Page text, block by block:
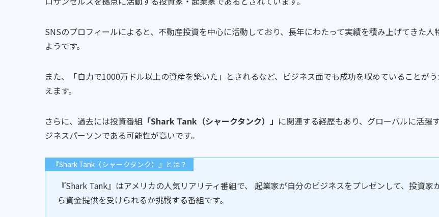
SNSのプロフィールによると、不動産投資を中心に活動しており、長年にわたって実績を積み上げてきた人
ようです。
また、「自力で1000万ドル以上の資産を築いた」とされるなど、ビジネス面でも成功を収めていることが
えます。
さらに、過去には投資番組 「Shark Tank（シャークタンク）」 に関連する経歴もあり、グローバルに活躍
ジネスパーソンである可能性が高いです。
『Shark Tank（シャークタンク）』とは？
『Shark Tank』はアメリカの人気リアリティ番組で、 起業家が自分のビジネスをプレゼンして、投資家
ら資金提供を受けられるか挑戦する番組です。